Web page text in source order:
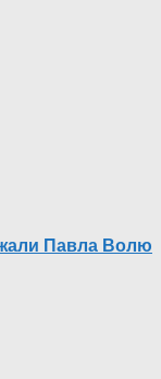
Павла Волю